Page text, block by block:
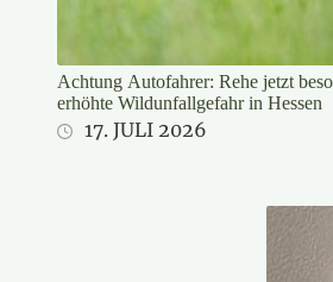
Achtung Autofahrer: Rehe jetzt
erhöhte Wildunfallgefahr in Hessen
17. JULI 2026